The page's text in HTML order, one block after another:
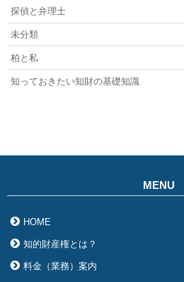
探偵と弁理士
未分類
柏と私
知っておきたい知財の基礎知識
MENU
HOME
知的財産権とは？
料金（業務）案内